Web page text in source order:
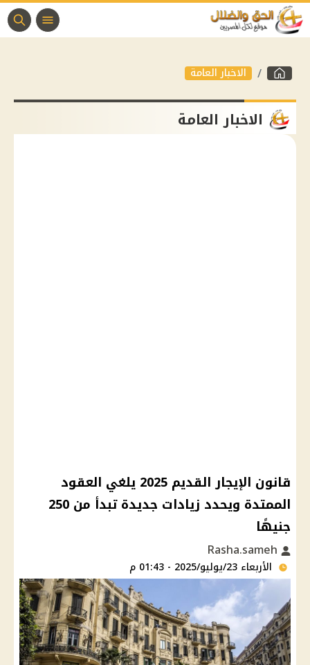
الاخبار العامة
الاخبار العامة
قانون الإيجار القديم 2025 يلغي العقود
الممتدة ويحدد زيادات جديدة تبدأ من 250
جنيهًا
الأربعاء 23/يوليو/2025 - 01:43 م